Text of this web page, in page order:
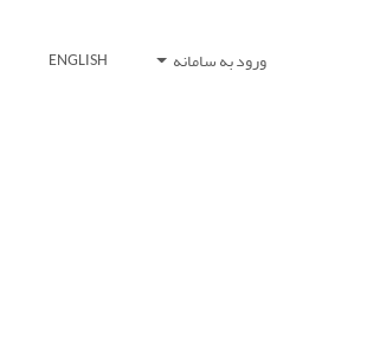
ورود به سامانه ENGLISH